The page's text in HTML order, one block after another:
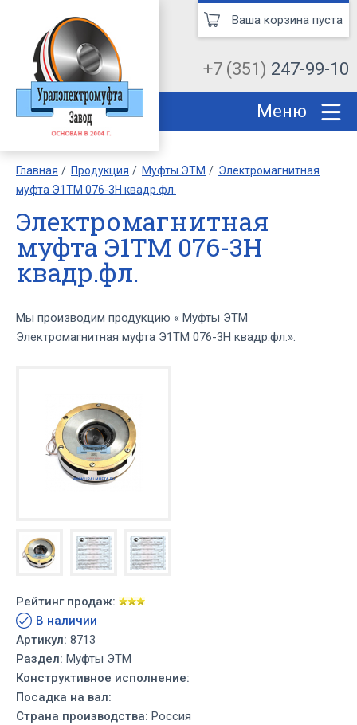
+7 (351) 247-99-10
Ваша корзина пуста
Меню
Главная Продукция Муфты ЭТМ
Электромагнитная
муфта Э1ТМ 076-3Н квадр.фл.
Электромагнитная
муфта Э1ТМ 076-3Н
квадр.фл.
Мы производим продукцию « Муфты ЭТМ
Электромагнитная муфта Э1ТМ 076-3Н квадр.фл.».
Рейтинг продаж:
В наличии
Артикул: 8713
Раздел: Муфты ЭТМ
Конструктивное исполнение:
Посадка на вал:
Страна производства: Россия